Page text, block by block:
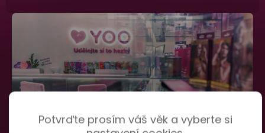
Potvrďte prosím váš věk a vyberte si